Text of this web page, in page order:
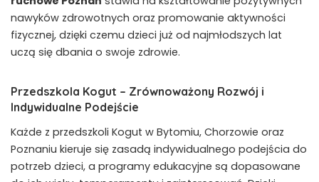
nawyków zdrowotnych oraz promowanie aktywności
fizycznej, dzięki czemu dzieci już od najmłodszych lat
uczą się dbania o swoje zdrowie.
Przedszkola Kogut – Zrównoważony Rozwój i
Indywidualne Podejście
Każde z przedszkoli Kogut w Bytomiu, Chorzowie oraz
Poznaniu kieruje się zasadą indywidualnego podejścia do
potrzeb dzieci, a programy edukacyjne są dopasowane